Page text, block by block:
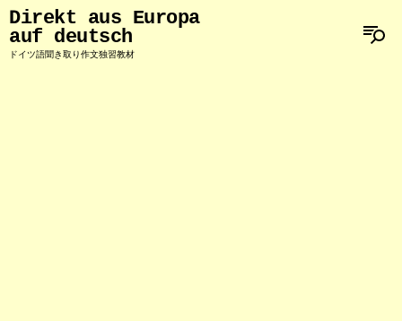
Direkt aus Europa
auf deutsch
ドイツ語聞き取り作文独習教材